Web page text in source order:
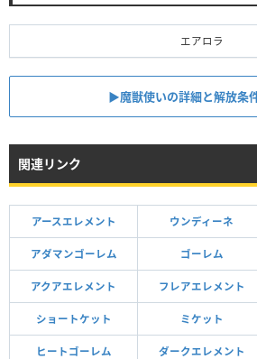
エアロラ
▶魔獣使いの詳細と解放条
関連リンク
アースエレメント ウンディーネ
アダマンゴーレム ゴーレム
アクアエレメント フレアエレメント
ショートケット ミケット
ヒートゴーレム ダークエレメント